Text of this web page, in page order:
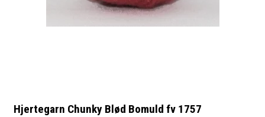
Hjertegarn Chunky Blød Bomuld fv 1757